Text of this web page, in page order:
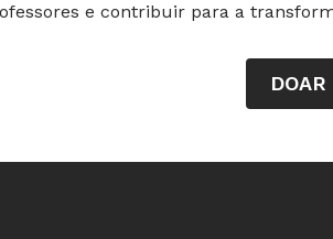
e contribuir para a
DOAR